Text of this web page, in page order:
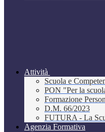
Attività
Scuola e
PON "Per la
Formazione
D.M. 66/2023
FUTURA - La
Agenzia Formativa